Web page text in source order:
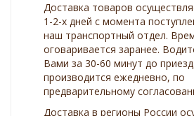
Доставка товаров
1-2-х дней с момента
наш транспортный отдел.
оговаривается заранее.
Вами за 30-60 минут до
производится ежедневно, по
предварительному
Доставка в регионы России